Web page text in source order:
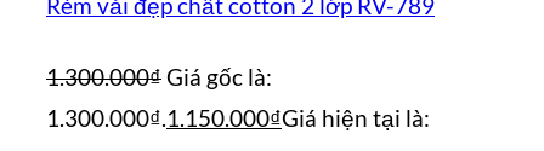
1.300.000₫Giá gốc là:
1.300.000₫.1.150.000₫Giá hiện tại là: